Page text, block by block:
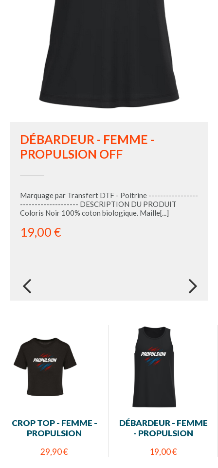
DÉBARDEUR - FEMME -
PROPULSION OFF
Marquage par Transfert DTF - Poitrine -----------------
-------------------- DESCRIPTION DU PRODUIT
Coloris Noir 100% coton biologique. Maille[...]
19,00 €
CROP TOP - FEMME -
PROPULSION
29,90 €
DÉBARDEUR - FEMME
- PROPULSION
19,00 €